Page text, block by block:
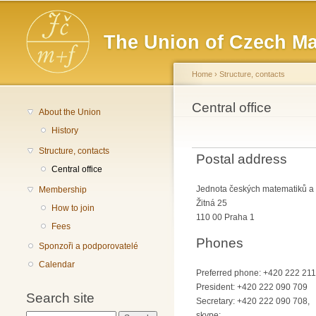
The Union of Czech
Main menu
About the Union
History
Structure, contacts
Central office
Membership
How to join
Fees
Sponzoři a podporovatelé
Calendar
Search site
You are here
Home › Structure, contacts
Central office
Postal address
Jednota českých matematiků a
Žitná 25
110 00 Praha 1
Phones
Preferred phone: +420 222
President: +420 222 090 709
Secretary: +420 222 090 708,